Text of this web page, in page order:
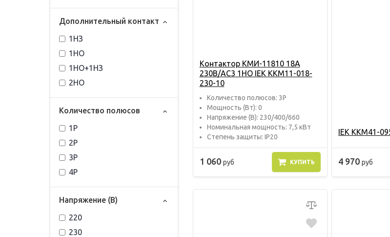
Дополнительный контакт
1НЗ
1НО
1НО+1НЗ
2НО
Количество полюсов
1P
2P
3P
4P
Напряжение (В)
220
230
Контактор КМИ-11810 18А
230В/АС3 1НО IEK KKM11-018-
230-10
Количество полюсов: 3P
Мощность (Вт): 0
Напряжение (В): 230/400/660
Номинальная мощность: 7,5 кВт
Степень защиты: IP20
1 060 руб КУПИТЬ
IEK KKM41-
4 970 руб